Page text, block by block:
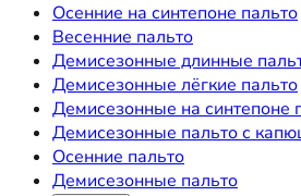
Осенние на синтепоне пальто
Весенние пальто
Демисезонные длинные
Демисезонные лёгкие пальто
Демисезонные на синтепоне
Демисезонные пальто с
Осенние пальто
Демисезонные пальто